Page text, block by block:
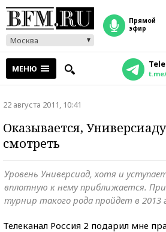
Москва
прямой
эфир
МЕНЮ
22 августа 2011, 10:41
Оказывается,
смотреть
Уровень Универсиад, хотя и
вплотную к нему приближается.
турнир такого рода пройдет в 2013
Телеканал Россия 2 подарил мне